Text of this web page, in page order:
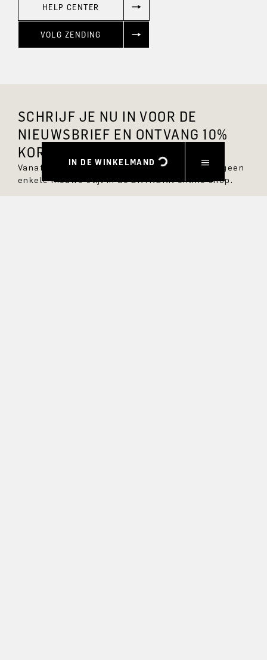
IN DE WINKELMAND
HELP CENTER
VOLG ZENDING
SCHRIJF JE NU IN VOOR DE
NIEUWSBRIEF EN ONTVANG 10%
KORTING.
Vanaf nu ben je altijd op de hoogte en mis je geen
enkele nieuwe stijl in de DRYKORN online shop.